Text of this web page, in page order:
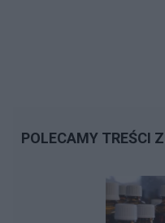
POLECAMY TREŚCI